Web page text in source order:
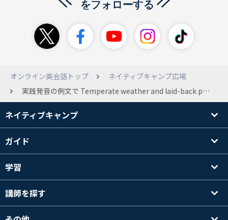
オンライン英会話トップ
ネイティブキャンプ広場
実践発音の例文で Temperate weather and laid-back people drinking delicious shochu and laughing heartily. とありますがこの文の動詞はどれになりますでしょうか？ 現在進行形のように見えて 動詞がどれかわかりません。 レッスン中は気づかなくて質問できず 今になって気になった次第です。
ネイティブキャンプ
ガイド
学習
講師を探す